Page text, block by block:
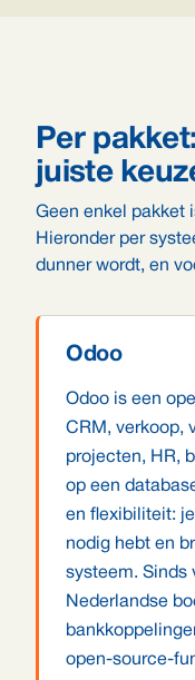
Per
juiste
Geen enkel pakket
Hieronder per
dunner wordt, en
Odoo
Odoo is een
CRM, verkoop,
projecten, HR,
op een
en flexibiliteit:
nodig hebt en
systeem. Sinds
Nederlandse
open-source-